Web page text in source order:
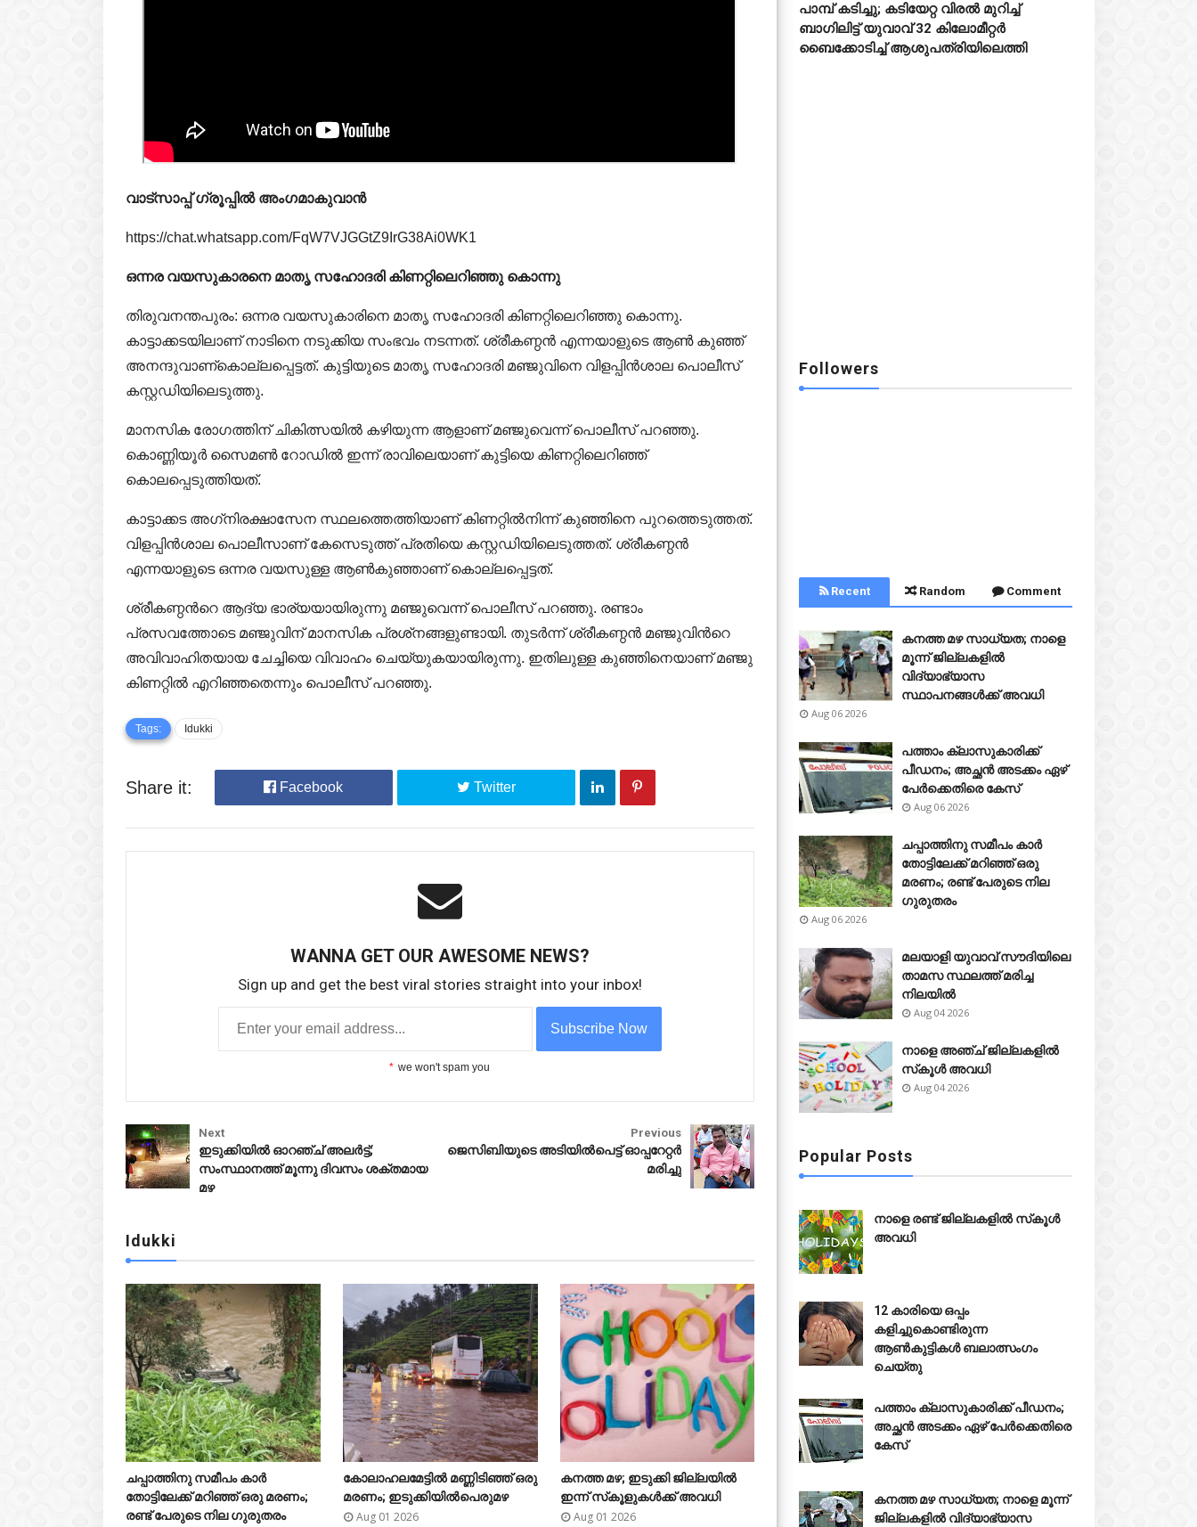
വാട്‌സാപ്പ് ഗ്രൂപ്പിൽ അംഗമാകുവാൻ
https://chat.whatsapp.com/FqW7VJGGtZ9IrG38Ai0WK1
ഒന്നര വയസുകാരനെ മാതൃ സഹോദരി കിണറ്റിലെറിഞ്ഞു കൊന്നു
തിരുവനന്തപുരം: ഒന്നര വയസുകാരിനെ മാതൃ സഹോദരി കിണറ്റിലെറിഞ്ഞു കൊന്നു.
കാട്ടാക്കടയിലാണ് നാടിനെ നടുക്കിയ സംഭവം നടന്നത്. ശ്രീകണ്ഠൻ എന്നയാളുടെ ആൺ കുഞ്ഞ്
അനന്ദുവാണ്കൊല്ലപ്പെട്ടത്. കുട്ടിയുടെ മാതൃ സഹോദരി മഞ്ജുവിനെ വിളപ്പിൻശാല പൊലീസ്
കസ്റ്റഡിയിലെടുത്തു.
മാനസിക രോഗത്തിന് ചികിത്സയില്‍ കഴിയുന്ന ആളാണ് മഞ്ജുവെന്ന് പൊലീസ് പറഞ്ഞു.
കൊണ്ണിയൂര്‍ സൈമണ്‍ റോഡില്‍ ഇന്ന് രാവിലെയാണ് കുട്ടിയെ കിണറ്റിലെറിഞ്ഞ്
കൊലപ്പെടുത്തിയത്.
കാട്ടാക്കട അഗ്‌നിരക്ഷാസേന സ്ഥലത്തെത്തിയാണ് കിണറ്റില്‍നിന്ന് കുഞ്ഞിനെ പുറത്തെടുത്തത്.
വിളപ്പിന്‍ശാല പൊലീസാണ് കേസെടുത്ത് പ്രതിയെ കസ്റ്റഡിയിലെടുത്തത്. ശ്രീകണ്ഠന്‍
എന്നയാളുടെ ഒന്നര വയസുള്ള ആണ്‍കുഞ്ഞാണ് കൊല്ലപ്പെട്ടത്.
ശ്രീകണ്ഠന്‍റെ ആദ്യ ഭാര്യയായിരുന്നു മഞ്ജുവെന്ന് പൊലീസ് പറഞ്ഞു. രണ്ടാം
പ്രസവത്തോടെ മഞ്ജുവിന് മാനസിക പ്രശ്‌നങ്ങളുണ്ടായി. തുടര്‍ന്ന് ശ്രീകണ്ഠന്‍ മഞ്ജുവിന്‍റെ
അവിവാഹിതയായ ചേച്ചിയെ വിവാഹം ചെയ്യുകയായിരുന്നു. ഇതിലുള്ള കുഞ്ഞിനെയാണ് മഞ്ജു
കിണറ്റില്‍ എറിഞ്ഞതെന്നും പൊലീസ് പറഞ്ഞു.
Tags: Idukki
Share it: Facebook Twitter
WANNA GET OUR AWESOME NEWS?
Sign up and get the best viral stories straight into your inbox!
* we won't spam you
Next
ഇടുക്കിയിൽ ഓറഞ്ച് അലർട്ട്;
സംസ്ഥാനത്ത് മൂന്നു ദിവസം ശക്തമായ
മഴ
Previous
ജെസിബിയുടെ അടിയിൽപെട്ട് ഓപ്പറേറ്റർ
മരിച്ചു
Idukki
  

ചപ്പാത്തിനു സമീപം കാർ
തോട്ടിലേക്ക് മറിഞ്ഞ് ഒരു മരണം;
രണ്ട് പേരുടെ നില ഗുരുതരം
  
 
കോലാഹലമേട്ടിൽ മണ്ണിടിഞ്ഞ് ഒരു
മരണം; ഇടുക്കിയിൽപെരുമഴ
Aug 01 2026
  

കനത്ത മഴ; ഇടുക്കി ജില്ലയിൽ
ഇന്ന് സ്‌കൂളുകൾക്ക് അവധി
Aug 01 2026
Idukki
ഹാഷിഷ് ഓ‍യിലുമായി യുവാവ്
അറസ്റ്റിൽ
കത്തിക്കരിഞ്ഞ് മരിച്ച നിലയിൽ
Jul 27 2026
  
പാമ്പ് കടിച്ചു; കടിയേറ്റ വിരൽ മുറിച്ച്
ബാഗിലിട്ട് യുവാവ് 32 കിലോമീറ്റർ
ബൈക്കോടിച്ച് ആശുപത്രിയിലെത്തി
Followers
Recent Random Comment
കനത്ത മഴ സാധ്യത; നാളെ
മൂന്ന് ജില്ലകളിൽ
വിദ്യാഭ്യാസ
സ്ഥാപനങ്ങൾക്ക് അവധി
Aug 06 2026
പത്താം ക്ലാസുകാരിക്ക്
പീഡനം; അച്ഛൻ അടക്കം ഏഴ്
പേർക്കെതിരെ കേസ്
Aug 06 2026
ചപ്പാത്തിനു സമീപം കാർ
തോട്ടിലേക്ക് മറിഞ്ഞ് ഒരു
മരണം; രണ്ട് പേരുടെ നില
ഗുരുതരം
Aug 06 2026
മലയാളി യുവാവ് സൗദിയിലെ
താമസ സ്ഥലത്ത് മരിച്ച
നിലയിൽ
Aug 04 2026
നാളെ അഞ്ച് ജില്ലകളിൽ
സ്‌കൂൾ അവധി
Aug 04 2026
Popular Posts
നാളെ രണ്ട് ജില്ലകളിൽ സ്‌കൂൾ
അവധി
12 കാരിയെ ഒപ്പം
കളിച്ചുകൊണ്ടിരുന്ന
ആൺകുട്ടികൾ ബലാത്സംഗം
ചെയ്‌തു
പത്താം ക്ലാസുകാരിക്ക് പീഡനം;
അച്ഛൻ അടക്കം ഏഴ് പേർക്കെതിരെ
കേസ്
കനത്ത മഴ സാധ്യത; നാളെ മൂന്ന്
ജില്ലകളിൽ വിദ്യാഭ്യാസ